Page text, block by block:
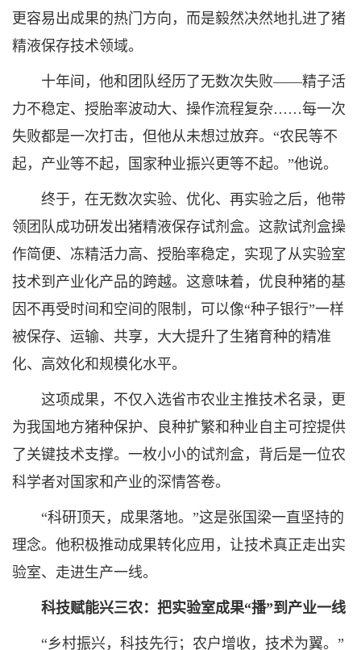
更容易出成果的热门方向，而是毅然决然地扎进了猪
精液保存技术领域。
十年间，他和团队经历了无数次失败——精子活
力不稳定、授胎率波动大、操作流程复杂……每一次
失败都是一次打击，但他从未想过放弃。“农民等不
起，产业等不起，国家种业振兴更等不起。”他说。
终于，在无数次实验、优化、再实验之后，他带
领团队成功研发出猪精液保存试剂盒。这款试剂盒操
作简便、冻精活力高、授胎率稳定，实现了从实验室
技术到产业化产品的跨越。这意味着，优良种猪的基
因不再受时间和空间的限制，可以像“种子银行”一样
被保存、运输、共享，大大提升了生猪育种的精准
化、高效化和规模化水平。
这项成果，不仅入选省市农业主推技术名录，更
为我国地方猪种保护、良种扩繁和种业自主可控提供
了关键技术支撑。一枚小小的试剂盒，背后是一位农
科学者对国家和产业的深情答卷。
“科研顶天，成果落地。”这是张国梁一直坚持的
理念。他积极推动成果转化应用，让技术真正走出实
验室、走进生产一线。
科技赋能兴三农：把实验室成果“播”到产业一线
“乡村振兴，科技先行；农户增收，技术为翼。”